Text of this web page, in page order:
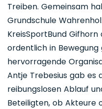
Treiben. Gemeinsam
Grundschule
KreisSportBund
ordentlich in
hervorragende
Antje Trebesius gab es
reibungslosen Ablauf
Beteiligten, ob Akteure